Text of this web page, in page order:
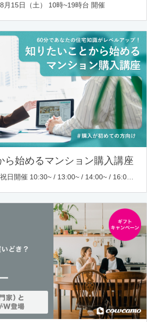
月15日（土） 10時~19時台 開催
ら始めるマンション購入講座